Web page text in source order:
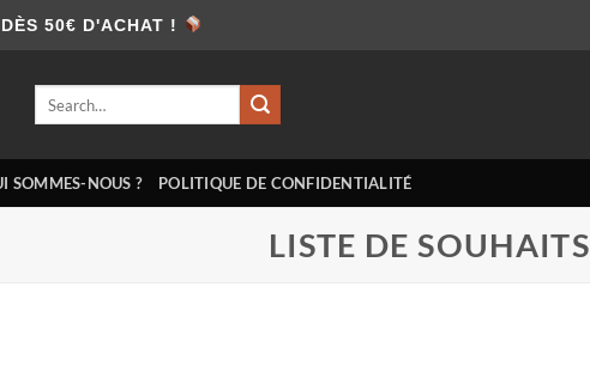
50€ D'ACHAT !
SOMMES-NOUS ? POLITIQUE DE CONFIDENTIALITÉ
LISTE DE SOUHAITS